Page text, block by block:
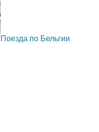
Поезда по Бельгии